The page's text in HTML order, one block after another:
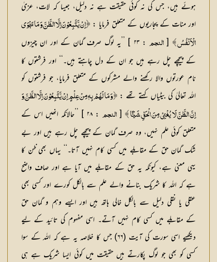
ہوئے ہیں، جس کی نہ کوئی حقیقت ہے نہ دلیل، جیسا کہ لات، عزیٰ
اور منات کے پجاریوں کے متعلق فرمایا : ﴿ اِنْ يَّتَّبِعُوْنَ اِلَّا الظَّنَّ وَ مَا تَهْوَى
الْاَنْفُسُ ﴾ [ النجم
: ۲۳ ] ’’یہ لوگ صرف گمان کے اور ان چیزوں
کے پیچھے چل رہے ہیں جو ان کے دل چاہتے ہیں۔‘‘ اور فرشتوں کا
نام عورتوں والا رکھنے والے مشرکوں کے متعلق فرمایا، جو فرشتوں کو
اللہ تعالیٰ کی بیٹیاں کہتے تھے :﴿ وَ مَا لَهُمْ بِهٖ مِنْ عِلْمٍ اِنْ يَّتَّبِعُوْنَ اِلَّا الظَّنَّ وَ
اِنَّ الظَّنَّ لَا يُغْنِيْ مِنَ الْحَقِّ شَيْـًٔا ﴾ [ النجم
: ۲۸ ] ’’حالانکہ انھیں اس کے
متعلق کوئی علم نہیں، وہ صرف گمان کے پیچھے چل رہے ہیں اور بے
شک گمان حق کے مقابلے میں کسی کام نہیں آتا۔‘‘ یہاں بھی ظن کا
یہی معنی ہے، کیونکہ یہ حق کے مقابلے میں آیا ہے اور صاف واضح
ہے کہ اللہ کا شریک بنانے والے علم سے بالکل کورے اور کسی بھی
عقلی یا نقلی دلیل سے بالکل خالی ہاتھ ہیں اور ایسے وہم و گمان حق
کے مقابلے میں کسی کام نہیں آتے۔ اسی مفہوم کی تائید کے لیے
دیکھیے اسی سورت کی آیت (۶۶) جس کا خلاصہ یہ ہے کہ اللہ کے سوا
کسی کو بھی جو لوگ پکارتے ہیں حقیقت میں کوئی ایسا شریک ہے ہی